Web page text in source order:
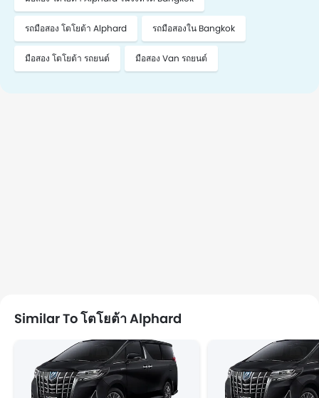
รถมือสอง โตโยต้า Alphard รถมือสองใน Bangkok
มือสอง โตโยต้า รถยนต์ มือสอง Van รถยนต์
Similar To โตโยต้า Alphard